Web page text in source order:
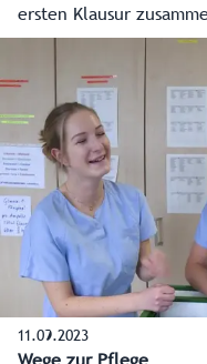
ersten Klausur
Energie, Gesundheit
11.09.2023